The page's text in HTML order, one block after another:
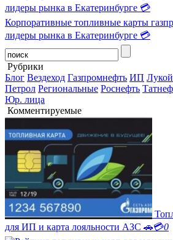
Корпоративные топливные карты
лидеры рынка в Екатеринбурге 💳
Рубрики
Блог Вездеход Газпромнефть ИП
Петрол Региональные Роснефть
Юр. лица
Комментируемые
для ИП и карта лояльности АЗС 🚗💳0